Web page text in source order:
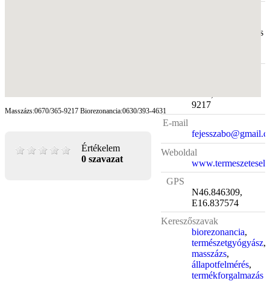
Masszázs:0670/365-9217 Biorezonancia:0630/393-4631
Értékelem
0 szavazat
Budapest,Hegedűs
9217
E-mail
Weboldal
GPS
N46.846309,
E16.837574
Kereszőszavak
biorezonancia,
természetgyógyász,
masszázs,
állapotfelmérés,
termékforgalmazás